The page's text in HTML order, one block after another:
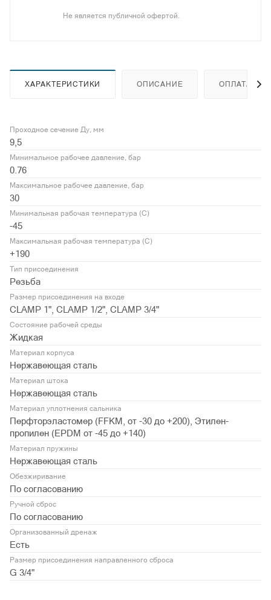
Не является публичной офертой.
ХАРАКТЕРИСТИКИ ОПИСАНИЕ ОПЛАТА
Проходное сечение Ду, мм
9,5
Минимальное рабочее давление, бар
0.76
Максимальное рабочее давление, бар
30
Минимальная рабочая температура (С)
-45
Максимальная рабочая температура (С)
+190
Тип присоединения
Резьба
Размер присоединения на входе
CLAMP 1", CLAMP 1/2", CLAMP 3/4"
Состояние рабочей среды
Жидкая
Материал корпуса
Нержавеющая сталь
Материал штока
Нержавеющая сталь
Материал уплотнения сальника
Перфторэластомер (FFKM, от -30 до +200), Этилен-
пропилен (EPDM от -45 до +140)
Материал пружины
Нержавеющая сталь
Обезжиривание
По согласованию
Ручной сброс
По согласованию
Организованный дренаж
Есть
Размер присоединения направленного сброса
G 3/4"